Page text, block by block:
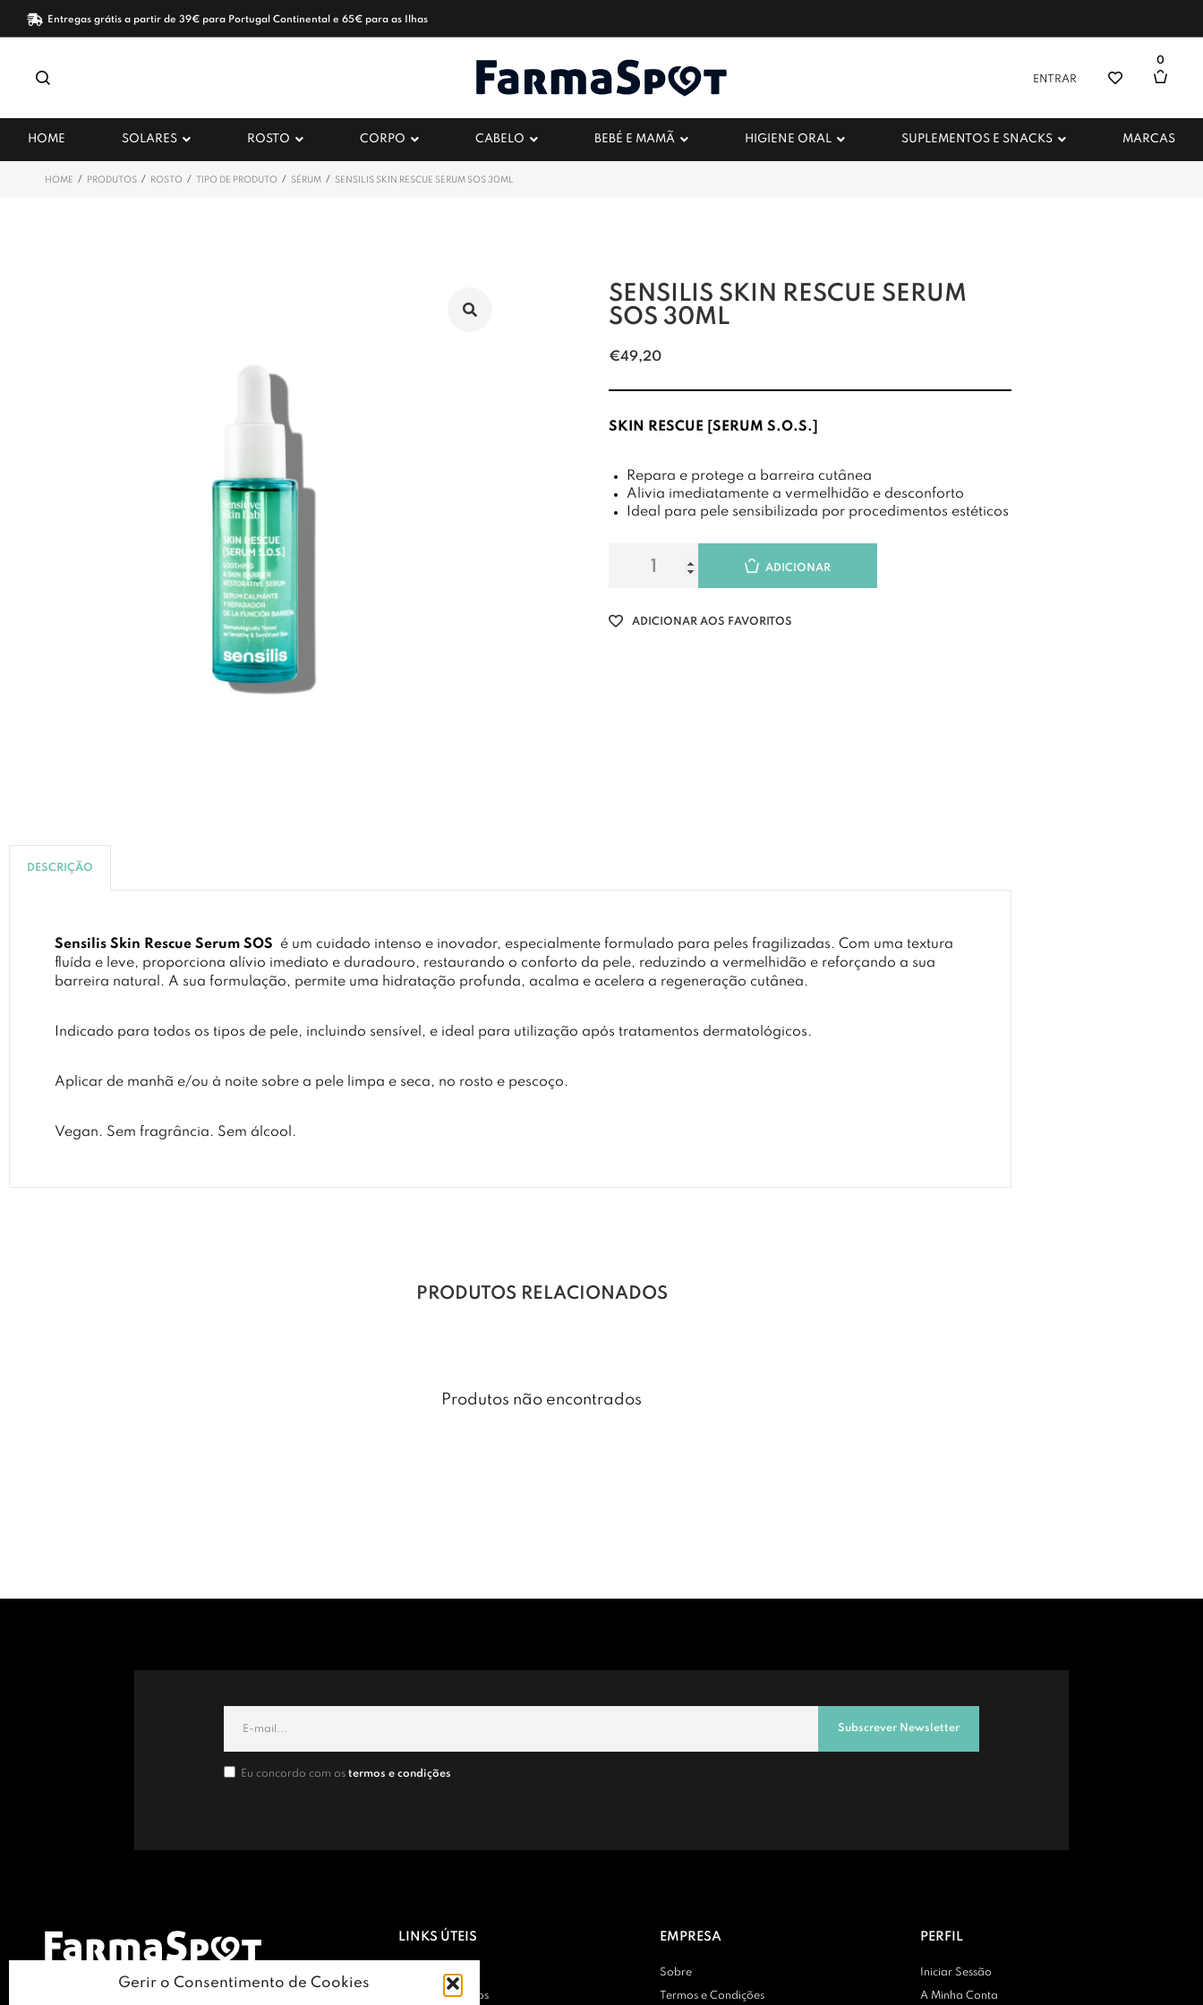
Gerir o Consentimento de Cookies
Entregas grátis a partir de 39€ para Portugal Continental e 65€ para as Ilhas
ENTRAR
0
HOME SOLARES ROSTO CORPO CABELO BEBÉ E MAMÃ HIGIENE ORAL SUPLEMENTOS E SNACKS MARCAS
HOME / PRODUTOS / ROSTO / TIPO DE PRODUTO / SÉRUM / SENSILIS SKIN RESCUE SERUM SOS 30ML
SENSILIS SKIN RESCUE SERUM
SOS 30ML
€49,20
SKIN RESCUE [SERUM S.O.S.]
Repara e protege a barreira cutânea
Alivia imediatamente a vermelhidão e desconforto
Ideal para pele sensibilizada por procedimentos estéticos
ADICIONAR
ADICIONAR AOS FAVORITOS
DESCRIÇÃO
Sensilis Skin Rescue Serum SOS é um cuidado intenso e inovador, especialmente formulado para peles fragilizadas. Com uma textura
fluída e leve, proporciona alívio imediato e duradouro, restaurando o conforto da pele, reduzindo a vermelhidão e reforçando a sua
barreira natural. A sua formulação, permite uma hidratação profunda, acalma e acelera a regeneração cutânea.
Indicado para todos os tipos de pele, incluindo sensível, e ideal para utilização após tratamentos dermatológicos.
Aplicar de manhã e/ou à noite sobre a pele limpa e seca, no rosto e pescoço.
Vegan. Sem fragrância. Sem álcool.
PRODUTOS RELACIONADOS
Produtos não encontrados
Subscrever Newsletter
Eu concordo com os termos e condições
LINKS ÚTEIS
Contactos
Entregas e Envios
EMPRESA
Sobre
Termos e Condições
PERFIL
Iniciar Sessão
A Minha Conta